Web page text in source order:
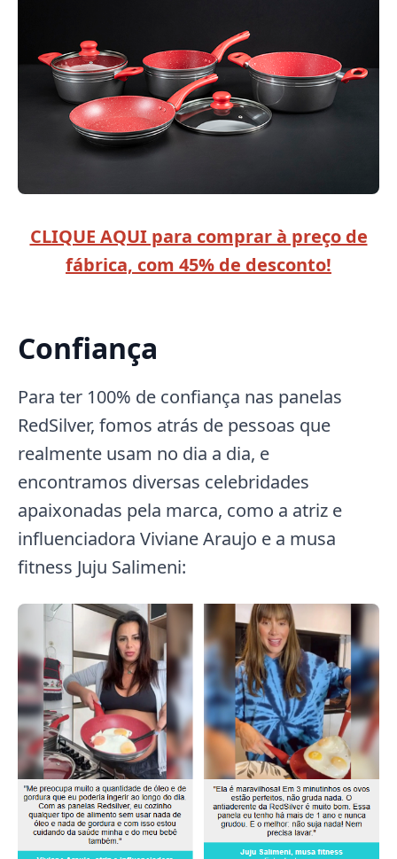
CLIQUE AQUI para comprar à preço de
fábrica, com 45% de desconto!
Confiança
Para ter 100% de confiança nas panelas
RedSilver, fomos atrás de pessoas que
realmente usam no dia a dia, e
encontramos diversas celebridades
apaixonadas pela marca, como a atriz e
influenciadora Viviane Araujo e a musa
fitness Juju Salimeni: